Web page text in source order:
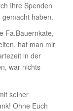
Ihre Spenden
haben.
Fa.Bauernkate,
hat man mir
in der
war nichts
seiner
Ohne Euch